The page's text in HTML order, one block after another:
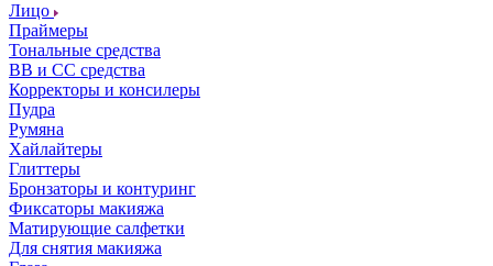
Лицо
Праймеры
Тональные средства
ВВ и СС средства
Корректоры и консилеры
Пудра
Румяна
Хайлайтеры
Глиттеры
Бронзаторы и контуринг
Фиксаторы макияжа
Матирующие салфетки
Для снятия макияжа